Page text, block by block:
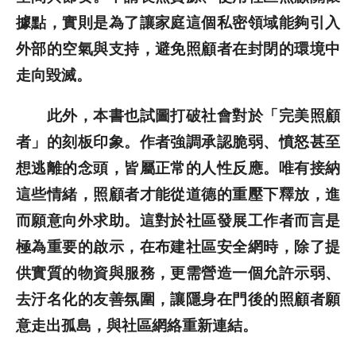
據點，實則是為了讓家庭這個私密領域能夠引入
外部的空氣與支持，避免照顧者在封閉的環境中
走向毀滅。
此外，本書也試圖打破社會對於「完美照顧
者」的刻板印象。作者強調承認脆弱、憤怒甚至
想逃離的念頭，皆屬正常的人性反應。唯有接納
這些情緒，照顧者才能從道德的重壓下釋放，進
而願意向外求助。這對於社區發展工作者而言是
極為重要的啟示，在布建社區安全網時，除了提
供實質的物資與服務，更需營造一個允許示弱、
去汙名化的友善氛圍，讓隱身在門後的照顧者願
意走出孤島，與社區網絡重新連結。